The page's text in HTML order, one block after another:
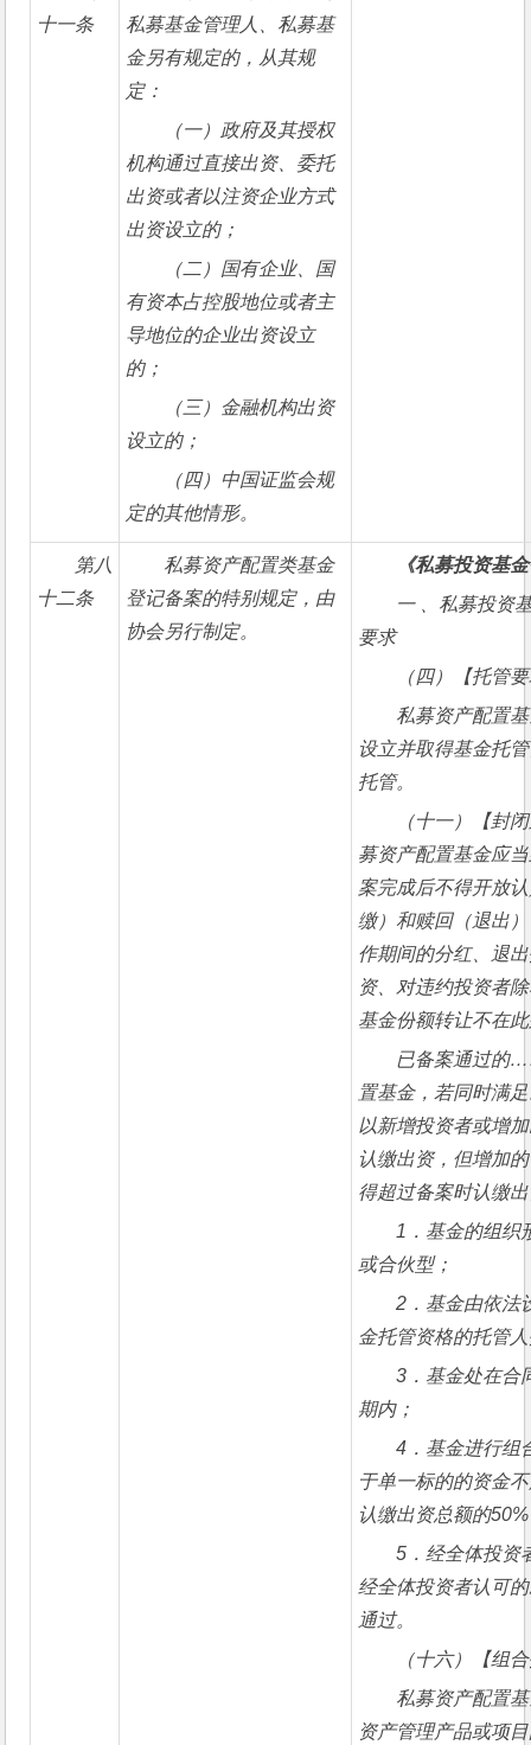
十一条
私募基金管理人、私募基
金另有规定的，从其规
定：
（一）政府及其授权
机构通过直接出资、委托
出资或者以注资企业方式
出资设立的；
（二）国有企业、国
有资本占控股地位或者主
导地位的企业出资设立
的；
（三）金融机构出资
设立的；
（四）中国证监会规
定的其他情形。
第八
十二条
私募资产配置类基金
登记备案的特别规定，由
协会另行制定。
《私募投资基
一 、私募投资
要求
（四）【托管
私募资产配置
设立并取得基金托
托管。
（十一）【封
募资产配置基金应
案完成后不得开放
缴）和赎回（退出
作期间的分红、退
资、对违约投资者
基金份额转让不在
已备案通过的
置基金，若同时满
以新增投资者或增
认缴出资，但增加
得超过备案时认缴
1 ．基金的组织
或合伙型；
2 ．基金由依法
金托管资格的托管
3 ．基金处在合
期内；
4 ．基金进行组
于单一标的的资金
认缴出资总额的
5 ．经全体投资
经全体投资者认可
通过。
（十六）【组
私募资产配置
资产管理产品或项